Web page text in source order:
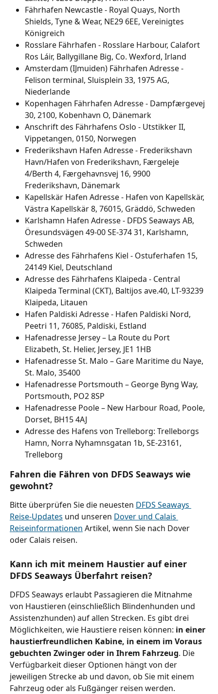
Fährhafen Newcastle - Royal Quays, North
Shields, Tyne & Wear, NE29 6EE, Vereinigtes
Königreich
Rosslare Fährhafen - Rosslare Harbour, Calafort
Ros Láir, Ballygillane Big, Co. Wexford, Irland
Amsterdam (IJmuiden) Fährhafen Adresse -
Felison terminal, Sluisplein 33, 1975 AG,
Niederlande
Kopenhagen Fährhafen Adresse - Dampfærgevej
30, 2100, Kobenhavn O, Dänemark
Anschrift des Fährhafens Oslo - Utstikker II,
Vippetangen, 0150, Norwegen
Frederikshavn Hafen Adresse - Frederikshavn
Havn/Hafen von Frederikshavn, Færgeleje
4/Berth 4, Færgehavnsvej 16, 9900
Frederikshavn, Dänemark
Kapellskär Hafen Adresse - Hafen von Kapellskär,
Västra Kapellskär 8, 76015, Gräddö, Schweden
Karlshamn Hafen Adresse - DFDS Seaways AB,
Öresundsvägen 49-00 SE-374 31, Karlshamn,
Schweden
Adresse des Fährhafens Kiel - Ostuferhafen 15,
24149 Kiel, Deutschland
Adresse des Fährhafens Klaipeda - Central
Klaipeda Terminal (CKT), Baltijos ave.40, LT-93239
Klaipeda, Litauen
Hafen Paldiski Adresse - Hafen Paldiski Nord,
Peetri 11, 76085, Paldiski, Estland
Hafenadresse Jersey – La Route du Port
Elizabeth, St. Helier, Jersey, JE1 1HB
Hafenadresse St. Malo – Gare Maritime du Naye,
St. Malo, 35400
Hafenadresse Portsmouth – George Byng Way,
Portsmouth, PO2 8SP
Hafenadresse Poole – New Harbour Road, Poole,
Dorset, BH15 4AJ
Adresse des Hafens von Trelleborg: Trelleborgs
Hamn, Norra Nyhamnsgatan 1b, SE-23161,
Trelleborg
Fahren die Fähren von DFDS Seaways wie
gewohnt?
Bitte überprüfen Sie die neuesten DFDS Seaways
Reise-Updates und unseren Dover und Calais
Reiseinformationen Artikel, wenn Sie nach Dover
oder Calais reisen.
Kann ich mit meinem Haustier auf einer
DFDS Seaways Überfahrt reisen?
DFDS Seaways erlaubt Passagieren die Mitnahme
von Haustieren (einschließlich Blindenhunden und
Assistenzhunden) auf allen Strecken. Es gibt drei
Möglichkeiten, wie Haustiere reisen können: in einer
haustierfreundlichen Kabine, in einem im Voraus
gebuchten Zwinger oder in Ihrem Fahrzeug. Die
Verfügbarkeit dieser Optionen hängt von der
jeweiligen Strecke ab und davon, ob Sie mit einem
Fahrzeug oder als Fußgänger reisen werden.